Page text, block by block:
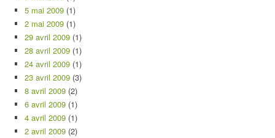
5 mai 2009 (1)
2 mai 2009 (1)
29 avril 2009 (1)
28 avril 2009 (1)
24 avril 2009 (1)
23 avril 2009 (3)
8 avril 2009 (2)
6 avril 2009 (1)
4 avril 2009 (1)
2 avril 2009 (2)